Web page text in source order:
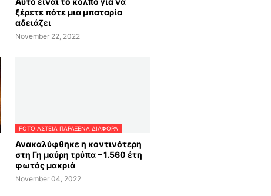
ξέρετε πότε μια μπαταρία
αδειάζει
November 22, 2022
FOTO ΑΣΤΕΙΑ ΠΑΡΑΞΕΝΑ ΔΙΑΦΟΡΑ
Ανακαλύφθηκε η κοντινότερη
στη Γη μαύρη τρύπα – 1.560 έτη
φωτός μακριά
November 04, 2022